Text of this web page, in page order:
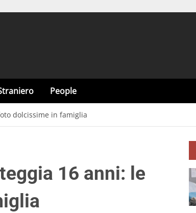
People
dolcissime in famiglia
16 anni: le